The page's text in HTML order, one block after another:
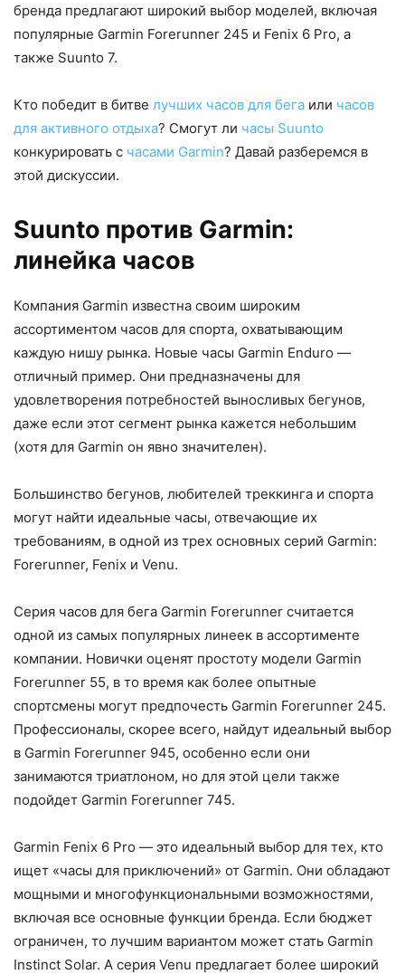
бренда предлагают широкий выбор моделей, включая
популярные Garmin Forerunner 245 и Fenix 6 Pro, а
также Suunto 7.
Кто победит в битве лучших часов для бега или часов
для активного отдыха? Смогут ли часы Suunto
конкурировать с часами Garmin? Давай разберемся в
этой дискуссии.
Suunto против Garmin:
линейка часов
Компания Garmin известна своим широким
ассортиментом часов для спорта, охватывающим
каждую нишу рынка. Новые часы Garmin Enduro —
отличный пример. Они предназначены для
удовлетворения потребностей выносливых бегунов,
даже если этот сегмент рынка кажется небольшим
(хотя для Garmin он явно значителен).
Большинство бегунов, любителей треккинга и спорта
могут найти идеальные часы, отвечающие их
требованиям, в одной из трех основных серий Garmin:
Forerunner, Fenix и Venu.
Серия часов для бега Garmin Forerunner считается
одной из самых популярных линеек в ассортименте
компании. Новички оценят простоту модели Garmin
Forerunner 55, в то время как более опытные
спортсмены могут предпочесть Garmin Forerunner 245.
Профессионалы, скорее всего, найдут идеальный выбор
в Garmin Forerunner 945, особенно если они
занимаются триатлоном, но для этой цели также
подойдет Garmin Forerunner 745.
Garmin Fenix 6 Pro — это идеальный выбор для тех, кто
ищет «часы для приключений» от Garmin. Они обладают
мощными и многофункциональными возможностями,
включая все основные функции бренда. Если бюджет
ограничен, то лучшим вариантом может стать Garmin
Instinct Solar. А серия Venu предлагает более широкий